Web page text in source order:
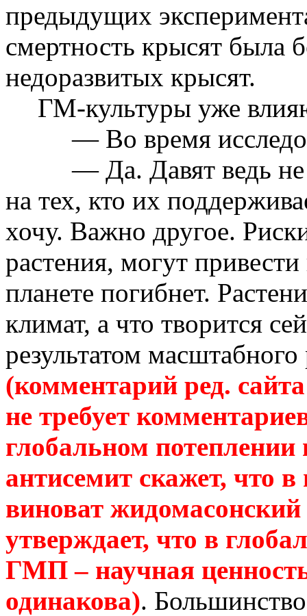
предыдущих
смертность крысят была
недоразвитых крысят.
ГМ-культуры уже
— Во время
— Да. Давят ведь не
на тех, кто их
хочу. Важно другое.
растения, могут
планете погибнет.
климат, а что творится
результатом
(комментарий ред.
не требует
глобальном потеплении
антисемит скажет, что
виноват жидомасонский
утверждает, что в
ГМП – научная
одинакова).